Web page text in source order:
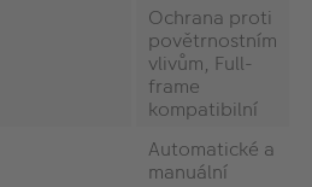
Ochrana proti
povětrnostním
vlivům, Full-
frame
kompatibilní
Automatické a
manuální